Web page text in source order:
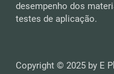
desempenho dos
testes de aplicação.
Copyright © 2025 by E